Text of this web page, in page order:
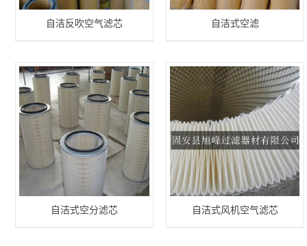
自洁反吹空气滤芯 自洁式空滤
自洁式空分滤芯 自洁式风机空气滤芯